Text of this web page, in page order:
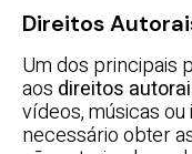
Direitos
Um dos principais
aos direitos
vídeos, músicas
necessário obter